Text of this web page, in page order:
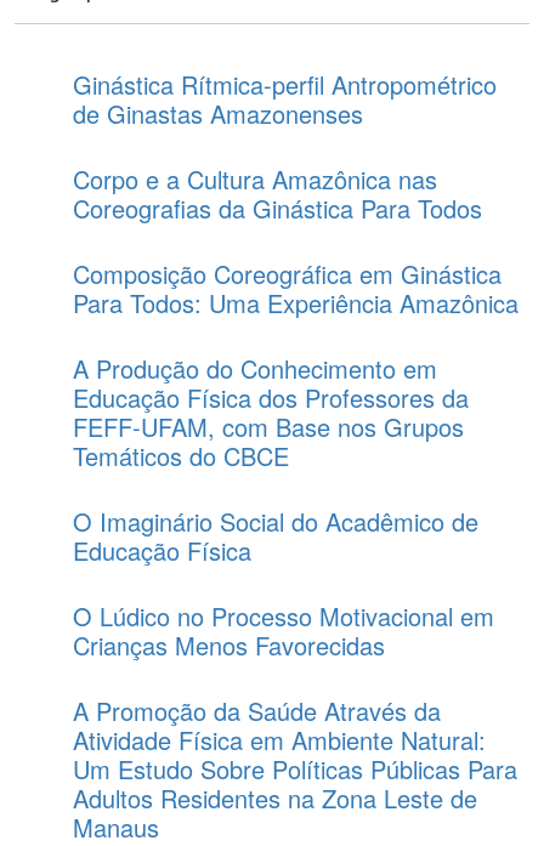
Ginástica Rítmica-perfil Antropométrico
de Ginastas Amazonenses
Corpo e a Cultura Amazônica nas
Coreografias da Ginástica Para Todos
Composição Coreográfica em Ginástica
Para Todos: Uma Experiência Amazônica
A Produção do Conhecimento em
Educação Física dos Professores da
FEFF-UFAM, com Base nos Grupos
Temáticos do CBCE
O Imaginário Social do Acadêmico de
Educação Física
O Lúdico no Processo Motivacional em
Crianças Menos Favorecidas
A Promoção da Saúde Através da
Atividade Física em Ambiente Natural:
Um Estudo Sobre Políticas Públicas Para
Adultos Residentes na Zona Leste de
Manaus